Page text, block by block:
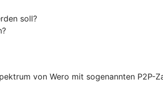
soll?
von Wero mit sogenannten P2P-